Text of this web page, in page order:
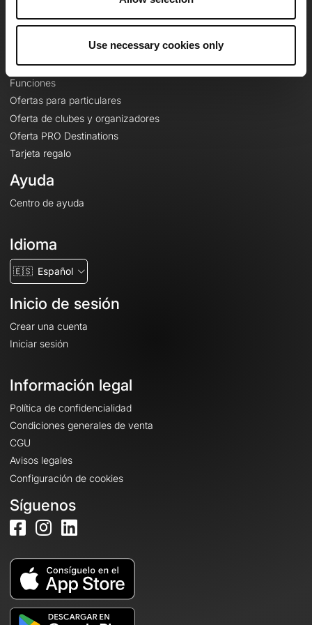
Use necessary cookies only
Le Mag'
Mapas base topográficos
Funciones
Ofertas para particulares
Oferta de clubes y organizadores
Oferta PRO Destinations
Tarjeta regalo
Ayuda
Centro de ayuda
Idioma
🇪🇸 Español
Inicio de sesión
Crear una cuenta
Iniciar sesión
Información legal
Política de confidencialidad
Condiciones generales de venta
CGU
Avisos legales
Configuración de cookies
Síguenos